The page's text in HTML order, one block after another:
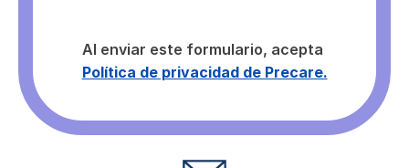
Al enviar este formulario, acepta
Política de privacidad de Precare.